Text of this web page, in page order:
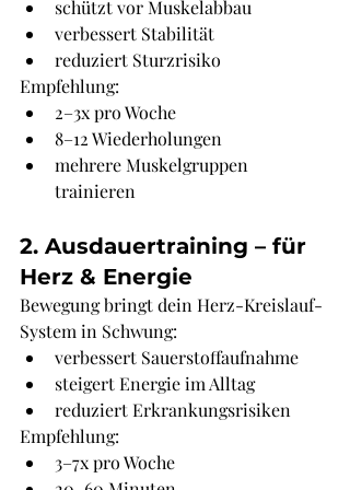
schützt vor Muskelabbau
verbessert Stabilität
reduziert Sturzrisiko
Empfehlung:
2–3x pro Woche
8–12 Wiederholungen
mehrere Muskelgruppen
trainieren
2. Ausdauertraining – für
Herz & Energie
Bewegung bringt dein Herz-Kreislauf-
System in Schwung:
verbessert Sauerstoffaufnahme
steigert Energie im Alltag
reduziert Erkrankungsrisiken
Empfehlung:
3–7x pro Woche